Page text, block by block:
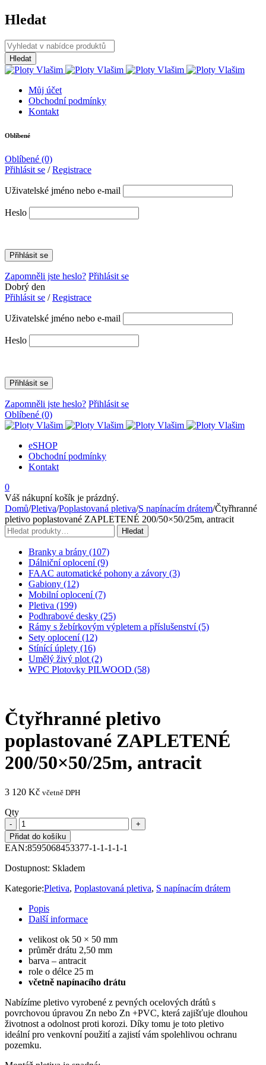
Hledat
Můj účet
Obchodní podmínky
Kontakt
Oblíbené
Oblíbené (0)
Přihlásit se /Registrace
Uživatelské jméno nebo e-mail
Heslo
Zapomněli jste heslo? Přihlásit se
Dobrý den
Přihlásit se /Registrace
Uživatelské jméno nebo e-mail
Heslo
Zapomněli jste heslo? Přihlásit se
Oblíbené (0)
eSHOP
Obchodní podmínky
Kontakt
0
Váš nákupní košík je prázdný.
Domů/Pletiva/Poplastovaná pletiva/S napínacím drátem/Čtyřhranné
pletivo poplastované ZAPLETENÉ 200/50×50/25m, antracit
Hledat:
Hledat
Branky a brány (107)
Dálniční oplocení (9)
FAAC automatické pohony a závory (3)
Gabiony (12)
Mobilní oplocení (7)
Pletiva (199)
Podhrabové desky (25)
Rámy s žebírkovým výpletem a příslušenství (5)
Sety oplocení (12)
Stínící úplety (16)
Umělý živý plot (2)
WPC Plotovky PILWOOD (58)
Čtyřhranné pletivo
poplastované ZAPLETENÉ
200/50×50/25m, antracit
3 120 Kč včetně DPH
Qty
Přidat do košíku
EAN:8595068453377-1-1-1-1-1
Dostupnost: Skladem
Kategorie:Pletiva, Poplastovaná pletiva, S napínacím drátem
Popis
Další informace
velikost ok 50 × 50 mm
průměr drátu 2,50 mm
barva – antracit
role o délce 25 m
včetně napínacího drátu
Nabízíme pletivo vyrobené z pevných ocelových drátů s
povrchovou úpravou Zn nebo Zn +PVC, která zajišťuje dlouhou
životnost a odolnost proti korozi. Díky tomu je toto pletivo
ideální pro venkovní použití a zajistí vám spolehlivou ochranu
pozemku.